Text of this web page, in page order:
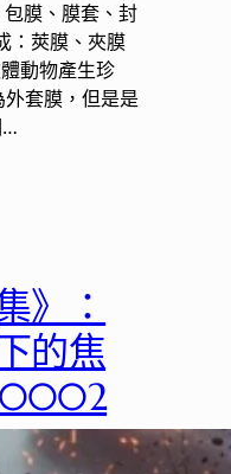
膜、膜套、封
：莢膜、夾膜
動物產生珍
套膜，但是是
…
》：
的焦
0002